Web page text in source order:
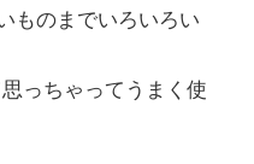
ものまでいろいろい
っちゃってうまく使